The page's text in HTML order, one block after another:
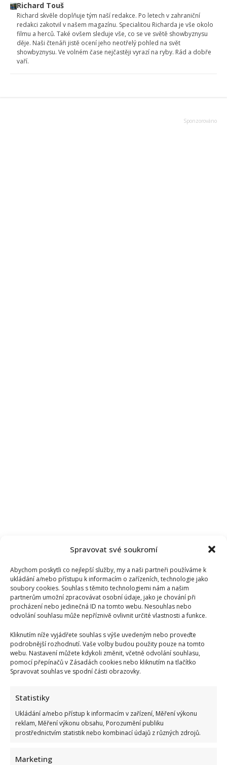
Spravovat své soukromí
Abychom poskytli co nejlepší služby, my a naši partneři používáme k
ukládání a/nebo přístupu k informacím o zařízeních, technologie jako
soubory cookies. Souhlas s těmito technologiemi nám a našim
partnerům umožní zpracovávat osobní údaje, jako je chování při
procházení nebo jedinečná ID na tomto webu. Nesouhlas nebo
odvolání souhlasu může nepříznivě ovlivnit určité vlastnosti a funkce.
Kliknutím níže vyjádřete souhlas s výše uvedeným nebo proveďte
podrobnější rozhodnutí. Vaše volby budou použity pouze na tomto
webu. Nastavení můžete kdykoli změnit, včetně odvolání souhlasu,
pomocí přepínačů v Zásadách cookies nebo kliknutím na tlačítko
Spravovat souhlas ve spodní části obrazovky.
Statistiky
Ukládání a/nebo přístup k informacím v zařízení, Měření výkonu
reklam, Měření výkonu obsahu, Porozumění publiku
prostřednictvím statistik nebo kombinací údajů z různých zdrojů.
Marketing
Richard Touš
Richard skvěle doplňuje tým naší redakce. Po letech v zahraniční
redakci zakotvil v našem magazínu. Specialitou Richarda je vše okolo
filmu a herců. Také ovšem sleduje vše, co se ve světě showbyznysu
děje. Naši čtenáři jistě ocení jeho neotřelý pohled na svět
showbyznysu. Ve volném čase nejčastěji vyrazí na ryby. Rád a dobře
vaří.